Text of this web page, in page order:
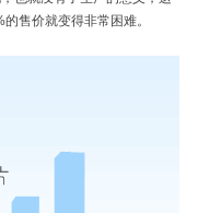
的售价就变得非常困难。